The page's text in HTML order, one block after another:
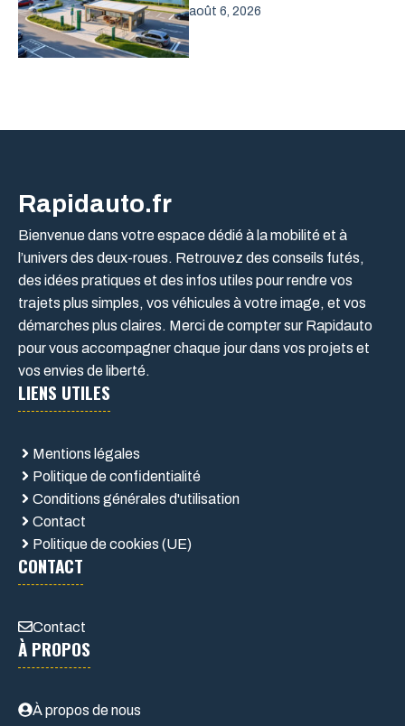
août 6, 2026
Rapidauto.fr
Bienvenue dans votre espace dédié à la mobilité et à
l’univers des deux-roues. Retrouvez des conseils futés,
des idées pratiques et des infos utiles pour rendre vos
trajets plus simples, vos véhicules à votre image, et vos
démarches plus claires. Merci de compter sur Rapidauto
pour vous accompagner chaque jour dans vos projets et
vos envies de liberté.
LIENS UTILES
Mentions légales
Politique de confidentialité
Conditions générales d'utilisation
Contact
Politique de cookies (UE)
CONTACT
Contact
À PROPOS
À propos de nous